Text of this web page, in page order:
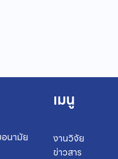
นามัย
เมนู
งานวิจัย
ข่าวสาร